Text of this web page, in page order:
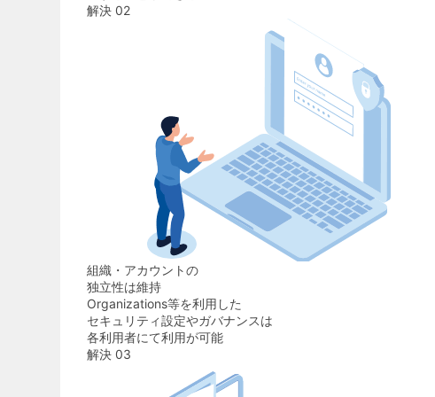
解決 02
組織・アカウントの
独立性は維持
Organizations等を利用した
セキュリティ設定やガバナンスは
各利用者にて利用が可能
解決 03